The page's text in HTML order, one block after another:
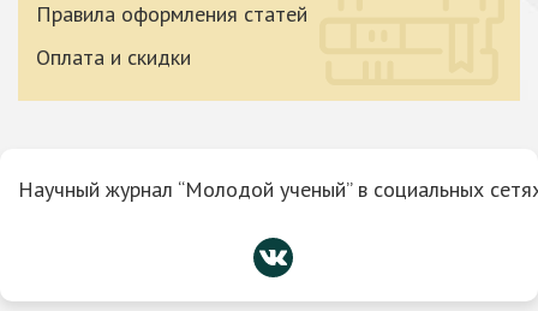
Правила оформления статей
Оплата и скидки
Научный журнал “Молодой ученый” в социальных